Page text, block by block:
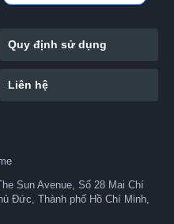
Quy định sử dụng
Liên hệ
Sun Avenue, Số 28 Mai Chí
Đức, Thành phố Hồ Chí Minh,